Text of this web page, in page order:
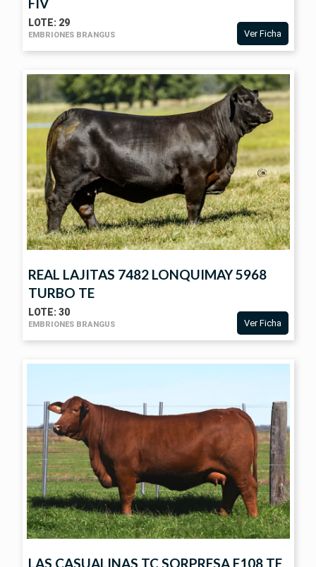
FICHA
LOTE: 29
EMBRIONES BRANGUS Ver Ficha
FICHA
REAL LAJITAS 7482 LONQUIMAY 5968
TURBO TE
LOTE: 30
EMBRIONES BRANGUS Ver Ficha
LAS CASUALINAS TC SORPRESA E108 TE